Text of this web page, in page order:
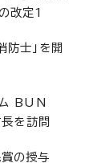
改定1
防士」を開
ム BUN
を訪問
の授与